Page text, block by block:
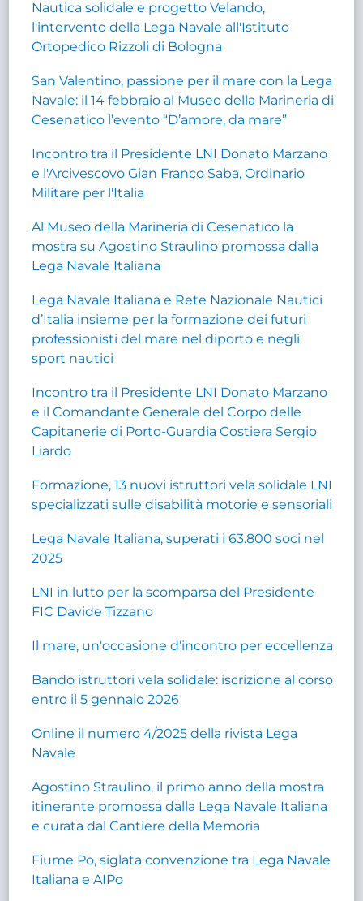
Nautica solidale e progetto Velando,
l'intervento della Lega Navale all'Istituto
Ortopedico Rizzoli di Bologna
San Valentino, passione per il mare con la Lega
Navale: il 14 febbraio al Museo della Marineria di
Cesenatico l’evento “D’amore, da mare”
Incontro tra il Presidente LNI Donato Marzano
e l'Arcivescovo Gian Franco Saba, Ordinario
Militare per l'Italia
Al Museo della Marineria di Cesenatico la
mostra su Agostino Straulino promossa dalla
Lega Navale Italiana
Lega Navale Italiana e Rete Nazionale Nautici
d’Italia insieme per la formazione dei futuri
professionisti del mare nel diporto e negli
sport nautici
Incontro tra il Presidente LNI Donato Marzano
e il Comandante Generale del Corpo delle
Capitanerie di Porto-Guardia Costiera Sergio
Liardo
Formazione, 13 nuovi istruttori vela solidale LNI
specializzati sulle disabilità motorie e sensoriali
Lega Navale Italiana, superati i 63.800 soci nel
2025
LNI in lutto per la scomparsa del Presidente
FIC Davide Tizzano
Il mare, un'occasione d'incontro per eccellenza
Bando istruttori vela solidale: iscrizione al corso
entro il 5 gennaio 2026
Online il numero 4/2025 della rivista Lega
Navale
Agostino Straulino, il primo anno della mostra
itinerante promossa dalla Lega Navale Italiana
e curata dal Cantiere della Memoria
Fiume Po, siglata convenzione tra Lega Navale
Italiana e AIPo